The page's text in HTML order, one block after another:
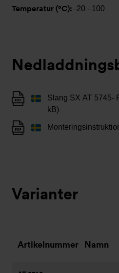
Temperatur (°C): -20 - 100
Slang SX AT 5745-
kB)
Varianter
Artikelnummer Namn